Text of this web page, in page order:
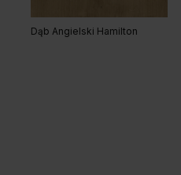
Dąb Angielski Hamilton